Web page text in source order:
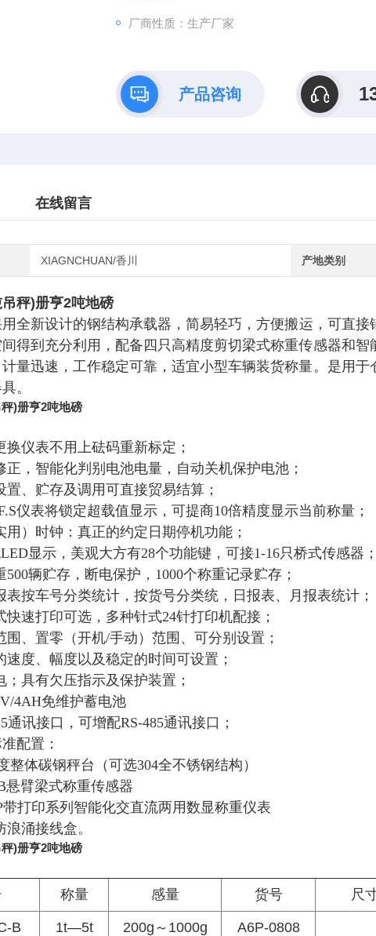
厂商性质：生产厂家
产品咨询
在线留言
XIAGNCHUAN/香川 产地类别
秤)册亨2吨地磅
全新设计的钢结构承载器，简易轻巧，方便搬运，可直
得到充分利用，配备四只高精度剪切梁式称重传感器和
量迅速，工作稳定可靠，适宜小型车辆装货称量。是用
。
)册亨2吨地磅
换仪表不用上砝码重新标定；
正，智能化判别电池电量，自动关机保护电池；
置、贮存及调用可直接贸易结算；
仪表将锁定超载值显示，可提商10倍精度显示当前称量；
用）时钟：真正的约定日期停机功能；
LED显示，美观大方有28个功能键，可接1-16只桥式传感器；
500辆贮存，断电保护，1000个称重记录贮存；
表按车号分类统计，按货号分类统，日报表、月报表统计；
快速打印可选，多种针式24针打印机配接；
围、置零（开机/手动）范围、可分别设置；
速度、幅度以及稳定的时间可设置；
；具有欠压指示及保护装置；
4AH免维护蓄电池
通讯接口，可增配RS-485通讯接口；
配置：
整体碳钢秤台（可选304全不锈钢结构）
悬臂梁式称重传感器
带打印系列智能化交直流两用数显称重仪表
浪涌接线盒。
)册亨2吨地磅
称量 感量 货号 尺
B 1t—5t 200g～1000g A6P-0808